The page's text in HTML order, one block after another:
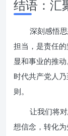
结语：汇
深刻感悟
担当，是责任
显和事业的推
时代共产党人
则。
让我们将
想信念，转化